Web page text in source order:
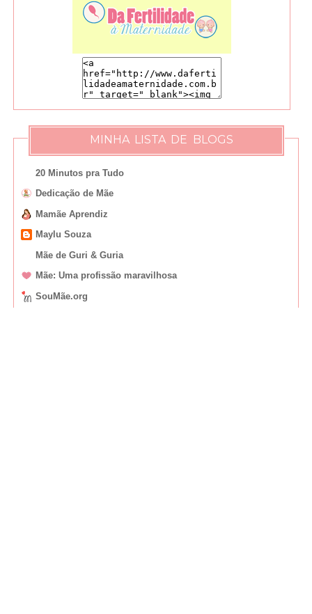
MINHA LISTA DE BLOGS
20 Minutos pra Tudo
Dedicação de Mãe
Mamãe Aprendiz
Maylu Souza
Mãe de Guri & Guria
Mãe: Uma profissão maravilhosa
SouMãe.org